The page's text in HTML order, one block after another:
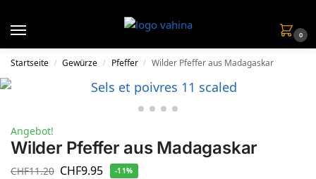
0
Startseite / Gewürze / Pfeffer / Wilder Pfeffer aus Madagaskar
Angebot!
Wilder Pfeffer aus Madagaskar
CHF11.20 CHF9.95 -11%